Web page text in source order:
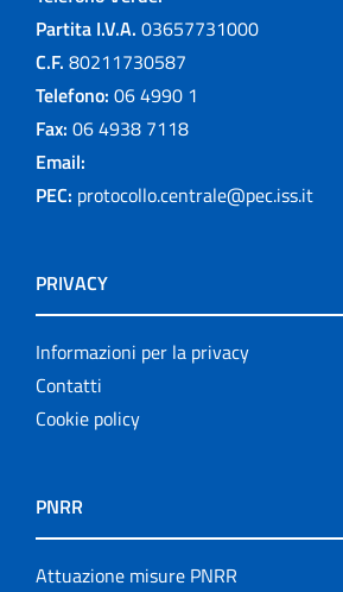
Partita I.V.A. 03657731000
C.F. 80211730587
Telefono: 06 4990 1
Fax: 06 4938 7118
Email:
PEC: protocollo.centrale@pec.iss.it
PRIVACY
Informazioni per la privacy
Contatti
Cookie policy
PNRR
Attuazione misure PNRR